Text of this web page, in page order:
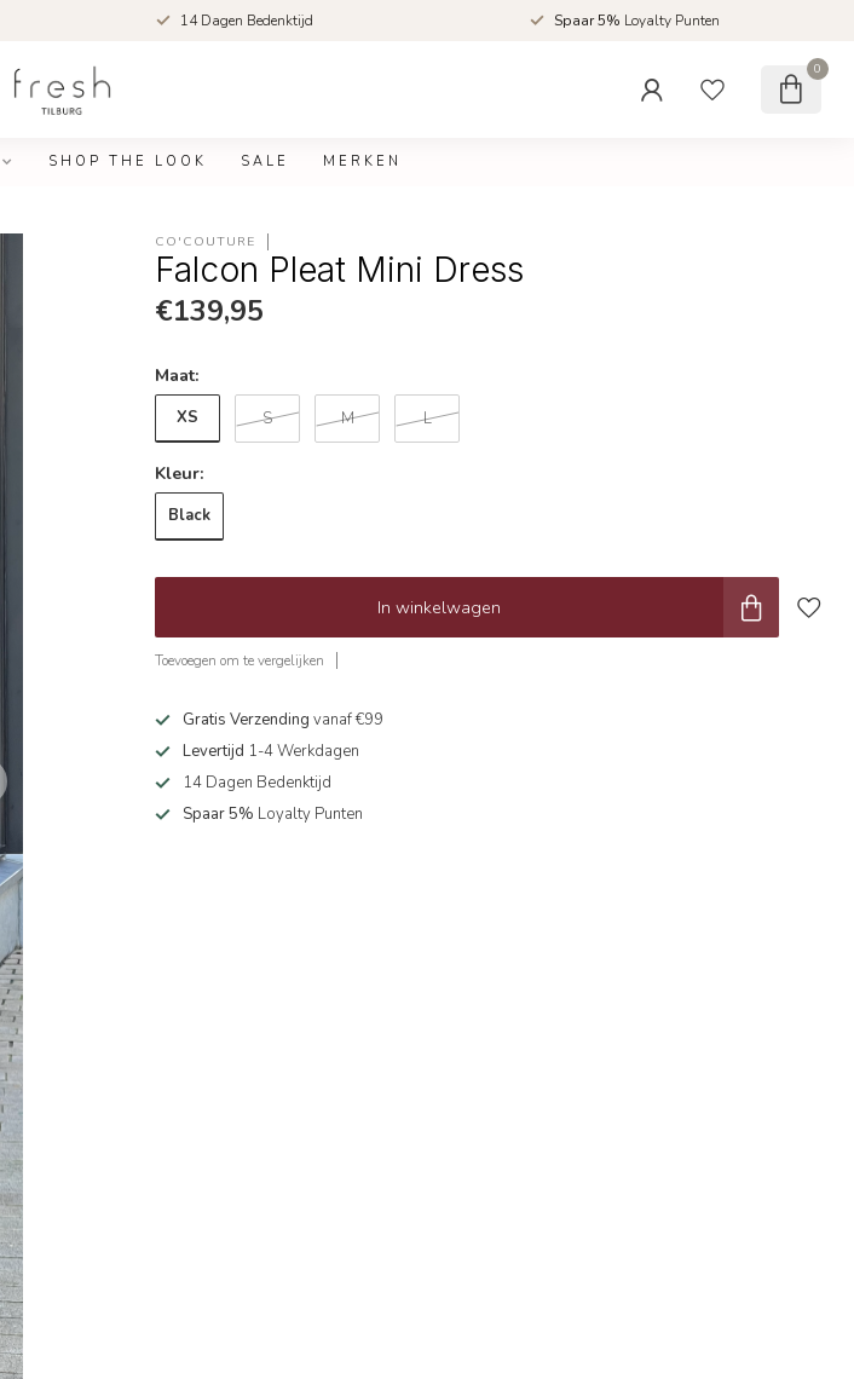
14 Dagen Bedenktijd Spaar 5% Loyalty Punten
0
SHOP THE LOOK SALE MERKEN
CO'COUTURE
Falcon Pleat Mini Dress
€139,95
Maat:
XS S M L
Kleur:
Black
In winkelwagen
Toevoegen om te vergelijken
Gratis Verzendingvanaf €99
Levertijd 1-4 Werkdagen
14 Dagen Bedenktijd
Spaar 5% Loyalty Punten